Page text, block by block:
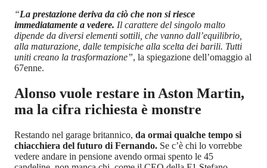
“La prestazione deriva da ciò che non si riesce
immediatamente a vedere. Il carattere del singolo malto
dipende da diversi elementi sottili, che vanno dall’equilibrio,
alla maturazione, dalle tempisiche alla scelta dei barili. Tutti
uniti creano la trasformazione”, la spiegazione dell’omaggio al
67enne.
Alonso vuole restare in Aston Martin,
ma la cifra richiesta è monstre
Restando nel garage britannico, da ormai qualche tempo si
chiacchiera del futuro di Fernando. Se c’è chi lo vorrebbe
vedere andare in pensione avendo ormai spento le 45